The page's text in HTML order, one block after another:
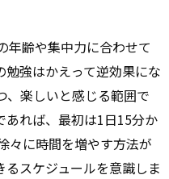
年齢や集中力に合わせて
強はかえって逆効果にな
、楽しいと感じる範囲で
あれば、最初は1日15分か
々に時間を増やす方法が
スケジュールを意識しま